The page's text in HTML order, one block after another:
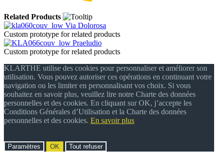
Related Products
Via Dolorosa
Custom prototype for related products
Praeludio
Custom prototype for related products
KLARTHE utilise des cookies pour personnaliser et améliorer son
utilisation. Vous pouvez autoriser ces opérations en continuant votre
navigation ou les limiter en personnalisant vos choix. Si vous
souhaitez en savoir plus, veuillez lire notre Charte des données
personnelles et des cookies. En cliquant sur OK, j’accepte les
Conditions Générales d’Utilisation et la Charte des données
personnelles et des cookies. En savoir plus
Paramètres OK Tout refuser